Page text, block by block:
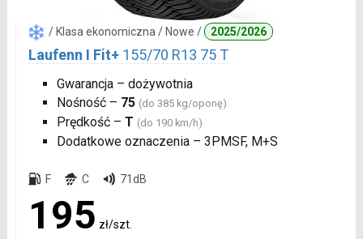
/ Klasa ekonomiczna / Nowe / 2025/2026
Laufenn I Fit+ 155/70 R13 75 T
Gwarancja – dożywotnia
Nośność – 75 (do 385 kg/oponę)
Prędkość – T (do 190 km/h)
Dodatkowe oznaczenia – 3PMSF, M+S
F C 71dB
195 zł/szt.